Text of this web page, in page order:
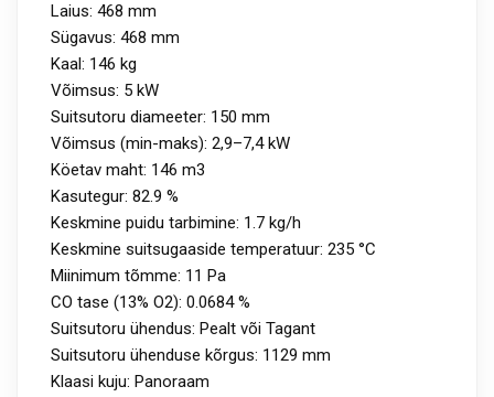
Laius: 468 mm
Sügavus: 468 mm
Kaal: 146 kg
Võimsus: 5 kW
Suitsutoru diameeter: 150 mm
Võimsus (min-maks): 2,9–7,4 kW
Köetav maht: 146 m3
Kasutegur: 82.9 %
Keskmine puidu tarbimine: 1.7 kg/h
Keskmine suitsugaaside temperatuur: 235 °C
Miinimum tõmme: 11 Pa
CO tase (13% O2): 0.0684 %
Suitsutoru ühendus: Pealt või Tagant
Suitsutoru ühenduse kõrgus: 1129 mm
Klaasi kuju: Panoraam